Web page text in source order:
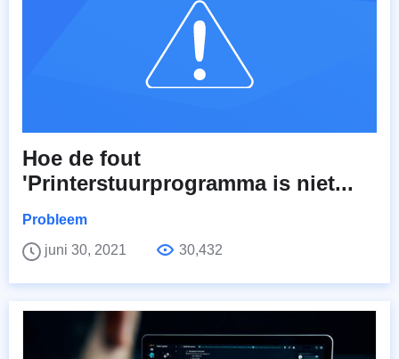
Hoe de fout
'Printerstuurprogramma is niet...
Probleem
juni 30, 2021
30,432